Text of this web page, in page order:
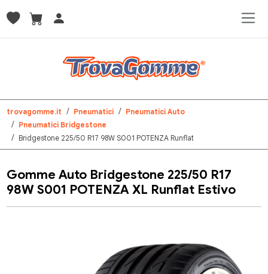
trovagomme.it Pneumatici
Pneumatici Auto
Pneumatici Bridgestone
Bridgestone 225/50 R17 98W S001 POTENZA Runflat
Gomme Auto Bridgestone 225/50 R17
98W S001 POTENZA XL Runflat Estivo